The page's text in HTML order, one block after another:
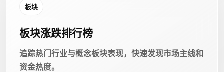
板块
板块涨跌排行榜
追踪热门行业与概念板块表现，快速发现市场主线和
资金热度。